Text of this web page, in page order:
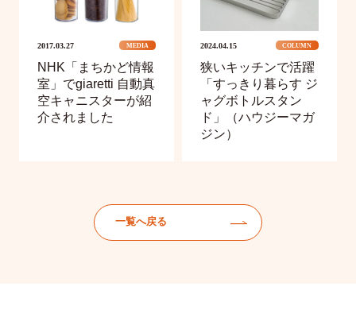
2017.03.27 MEDIA
NHK「まちかど情報
室」でgiaretti 自動真
空キャニスターが紹
介されました
2024.04.15 COLUMN
狭いキッチンで活躍
「すっきり暮らす ジ
ャグボトルスタン
ド」（ハウジーマガ
ジン）
一覧へ戻る